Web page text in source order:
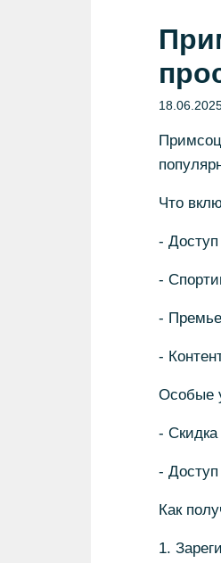
Что
-
-
-
-
Особые
- Скидка
-
Как
1.